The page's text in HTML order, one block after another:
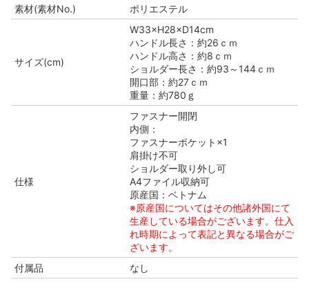
素材(素材No.)
ポリエステル
サイズ(cm)
W33×H28×D14cm
ハンドル長さ：約26ｃｍ
ハンドル高さ：約8ｃｍ
ショルダー長さ：約93～144ｃｍ
開口部：約27ｃｍ
重量：約780ｇ
仕様
ファスナー開閉
内側：
ファスナーポケット×1
肩掛け不可
ショルダー取り外し可
A4ファイル収納可
原産国：ベトナム
※原産国についてはその他諸外国にて
生産している場合がございます。仕入
れ時期によって表記と異なる場合がご
ざいます。
付属品
なし